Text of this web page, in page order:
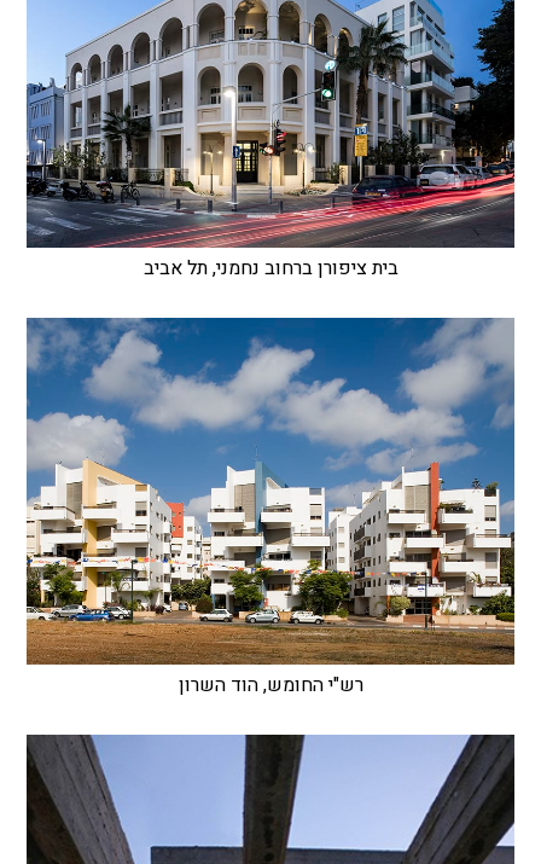
בית ציפורן ברחוב נחמני, תל אביב
רש"י החומש, הוד השרון